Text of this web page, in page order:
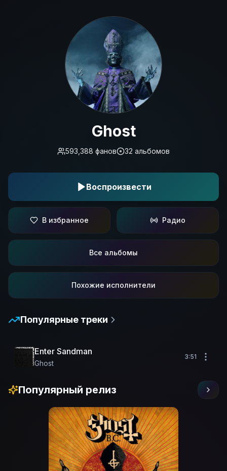
Ghost
593,388 фанов 32 альбомов
Воспроизвести
В избранное Радио
Все альбомы
Похожие исполнители
Популярные треки
Enter Sandman
Ghost
3:51
Популярный релиз